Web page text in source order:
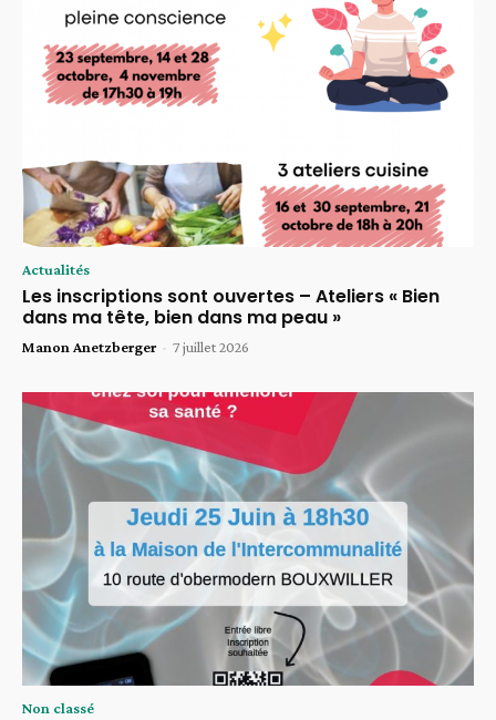
Actualités
Les inscriptions sont ouvertes – Ateliers « Bien
dans ma tête, bien dans ma peau »
Manon Anetzberger - 7 juillet 2026
Non classé